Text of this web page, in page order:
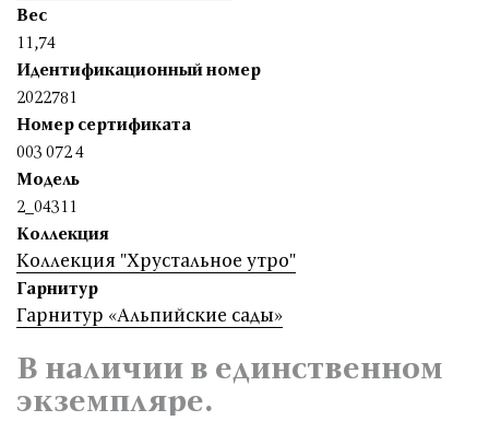
Вес
11,74
Идентификационный номер
2022781
Номер сертификата
003 072 4
Модель
2_04311
Коллекция
Коллекция "Хрустальное утро"
Гарнитур
Гарнитур «Альпийские сады»
В наличии в единственном
экземпляре.